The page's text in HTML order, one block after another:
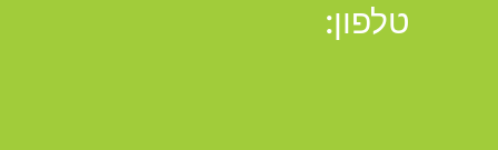
טלפון: